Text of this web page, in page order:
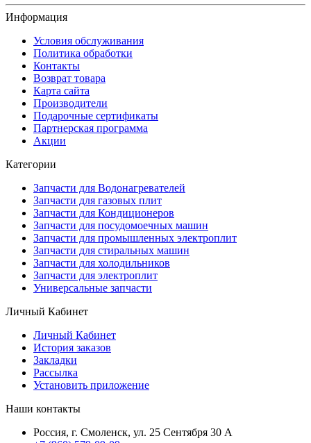
Информация
Условия обслуживания
Политика обработки
Контакты
Возврат товара
Карта сайта
Производители
Подарочные сертификаты
Партнерская программа
Акции
Категории
Запчасти для Водонагревателей
Запчасти для газовых плит
Запчасти для Кондиционеров
Запчасти для посудомоечных машин
Запчасти для промышленных электроплит
Запчасти для стиральных машин
Запчасти для холодильников
Запчасти для электроплит
Универсальные запчасти
Личный Кабинет
Личный Кабинет
История заказов
Закладки
Рассылка
Установить приложение
Наши контакты
Россия, г. Смоленск, ул. 25 Сентября 30 А